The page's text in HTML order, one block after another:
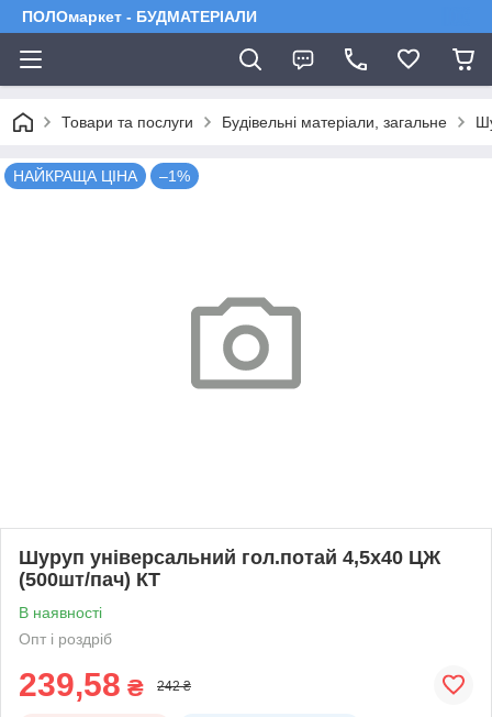
ПОЛОмаркет - БУДМАТЕРІАЛИ
Товари та послуги Будівельні матеріали, загальне
НАЙКРАЩА ЦІНА –1%
Шуруп універсальний гол.потай 4,5х40 ЦЖ
(500шт/пач) КТ
В наявності
Опт і роздріб
239,58 ₴ 242 ₴